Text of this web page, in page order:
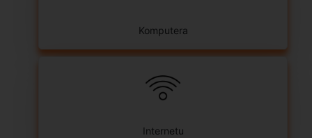
Komputera
Internetu